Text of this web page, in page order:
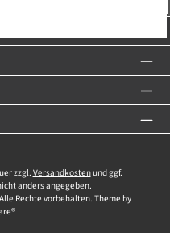
zzgl. Versandkostenund ggf.
anders angegeben.
Rechte vorbehalten. Theme by